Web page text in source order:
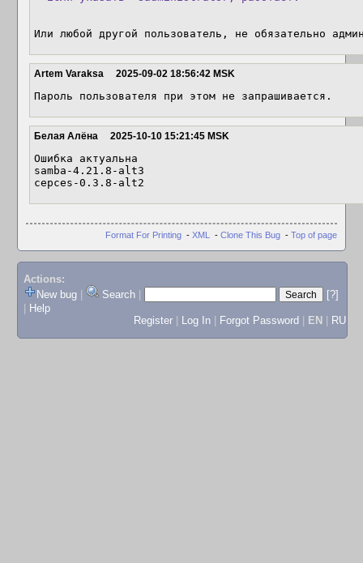
Или любой другой пользователь, не обязательно
Artem Varaksa 2025-09-02 18:56:42 MSK
Пароль пользователя при этом не запрашивается.
Белая Алёна 2025-10-10 15:21:45 MSK
Ошибка актуальна
samba-4.21.8-alt3
cepces-0.3.8-alt2
Format For Printing - XML - Clone This Bug - Top of page
Actions:
New bug
Search
[?]
Help
Register
Log In Forgot Password EN RU